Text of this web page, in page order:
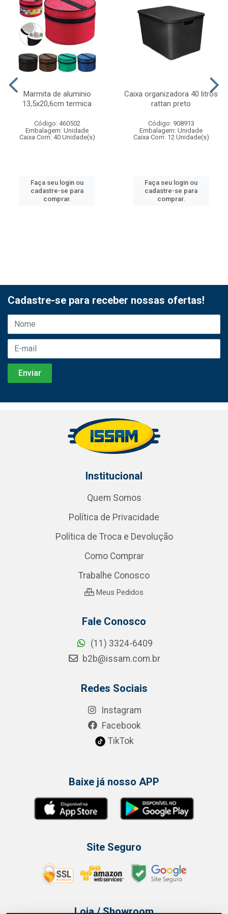
Marmita de aluminio
13,5x20,6cm termica
Código: 460502
Embalagem: Unidade
Caixa Com: 40 Unidade(s)
Faça seu login ou
cadastre-se para
comprar.
Caixa organizadora 40 litros
rattan preto
Código: 908913
Embalagem: Unidade
Caixa Com: 12 Unidade(s)
Faça seu login ou
cadastre-se para
comprar.
Cadastre-se para receber nossas ofertas!
Institucional
Quem Somos
Política de Privacidade
Política de Troca e Devolução
Como Comprar
Trabalhe Conosco
Meus Pedidos
Fale Conosco
(11) 3324-6409
b2b@issam.com.br
Redes Sociais
Instagram
Facebook
TikTok
Baixe já nosso APP
Site Seguro
Loja / Showroom